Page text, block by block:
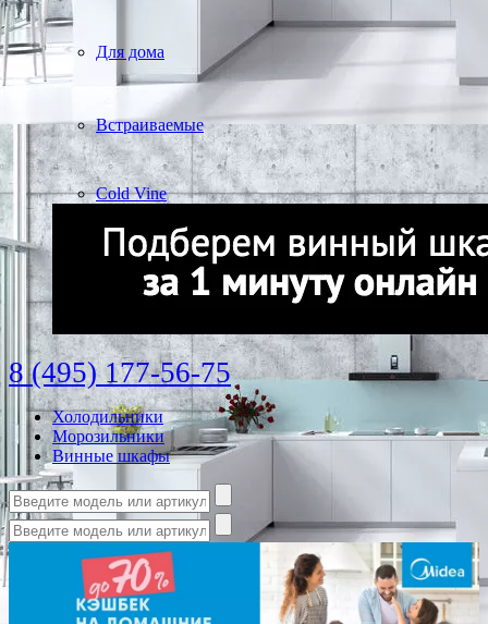
Для дома
Встраиваемые
Cold Vine
8 (495) 177-56-75
Холодильники
Морозильники
Винные шкафы